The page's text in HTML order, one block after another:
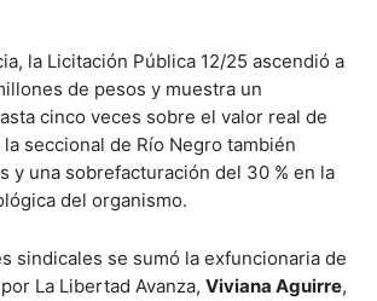
la Licitación Pública 12/25 ascendió a
de pesos y muestra un
cinco veces sobre el valor real de
seccional de Río Negro también
y una sobrefacturación del 30 % en la
del organismo.
sindicales se sumó la exfuncionaria de
La Libertad Avanza, Viviana Aguirre,